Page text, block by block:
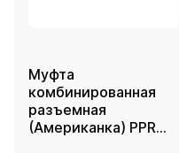
Муфта
комбинированная
разъемная
(Американка) PPR